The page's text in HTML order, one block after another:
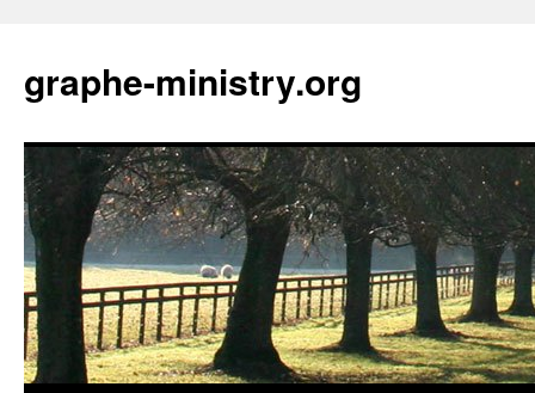
content
graphe-ministry.org